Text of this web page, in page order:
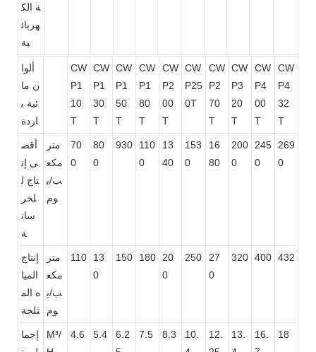
ة الك
هربائ
ية
ألوا
ن ما
ئية ب
اردة
CW
P1
10
T
CW
P1
30
T
CW
P1
50
T
CW
P1
80
T
CW
P2
00
T
CW
P25
0T
CW
P2
70
T
CW
P3
20
T
CW
P4
00
T
CW
P4
32
T
أقص
ى إن
تاج ل
لخر
سان
ة
متر
مكع
ب/ي
وم
70
0
80
0
930
110
0
13
40
153
0
16
80
200
0
245
0
269
0
إنتاج
الميا
ه الم
ثلجة
متر
مكع
ب/ي
وم
110
13
0
150 180
20
0
250
27
0
320 400 432
إجما
M³/
4.6 5.4
6.2
7.5 8.3
10.
12.
13.
16.
18